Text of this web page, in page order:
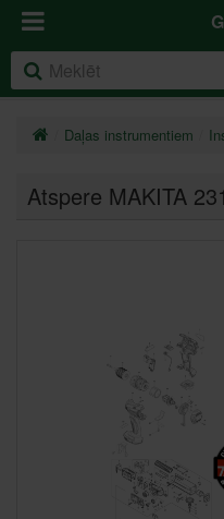
Daļas instrumentiem
Atspere MAKITA